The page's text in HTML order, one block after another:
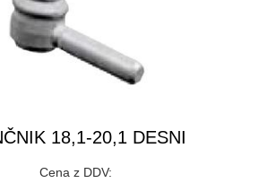
18,1-20,1 DESNI
Cena z DDV: